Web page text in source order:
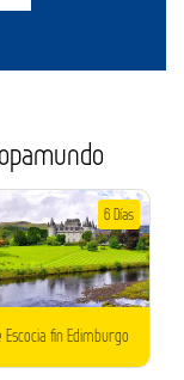
Escocia fin Edimburgo
6 Días